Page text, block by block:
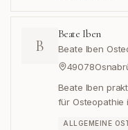
B
Beate Iben
Beate Iben
49078
Beate Iben
für Osteopathie
ALLGEMEINE